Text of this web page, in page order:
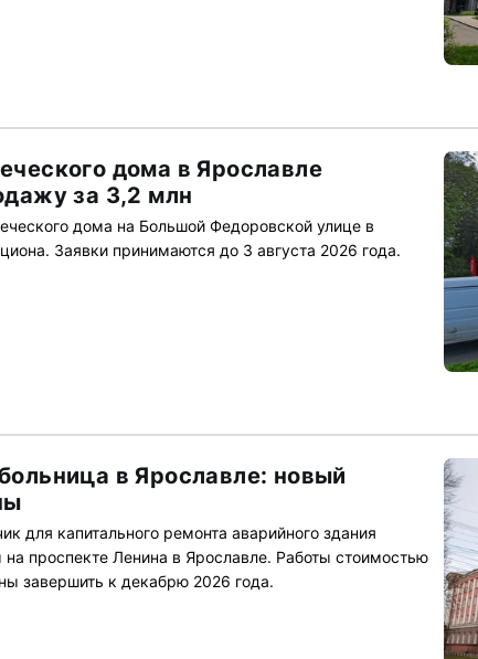
дома в Ярославле
за 3,2 млн
дома на Большой Федоровской улице в
Заявки принимаются до 3 августа 2026 года.
в Ярославле: новый
для капитального ремонта аварийного здания
проспекте Ленина в Ярославле. Работы стоимостью
завершить к декабрю 2026 года.